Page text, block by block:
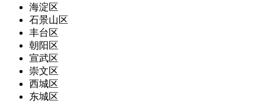
海淀区
石景山区
丰台区
朝阳区
宣武区
崇文区
西城区
东城区